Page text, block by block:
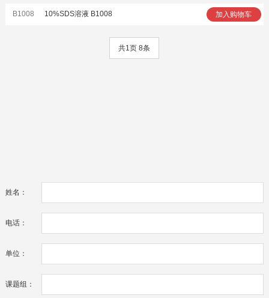
B1008 10%SDS溶液 B1008 加入购物车
共1页 8条
姓名：
电话：
单位：
课题组：